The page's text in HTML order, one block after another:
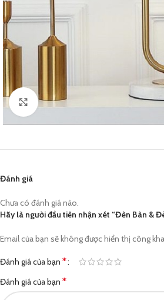
Click to enlarge
Đánh giá
Chưa có đánh giá nào.
Hãy là người đầu tiên nhận xét “Đèn Bàn &
Email của bạn sẽ không được hiển thị công
Đánh giá của bạn *
Đánh giá của bạn *